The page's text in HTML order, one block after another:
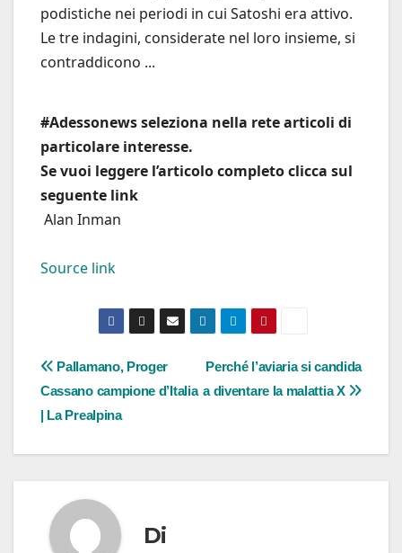
podistiche nei periodi in cui Satoshi era attivo.
Le tre indagini, considerate nel loro insieme, si
contraddicono ...
#Adessonews seleziona nella rete articoli di
particolare interesse.
Se vuoi leggere l’articolo completo clicca sul
seguente link
Alan Inman
Source link
Navigazione
articoli
Perché l’aviaria si candida
a diventare la malattia X
Pallamano, Proger
Cassano campione d’Italia
| La Prealpina
Di